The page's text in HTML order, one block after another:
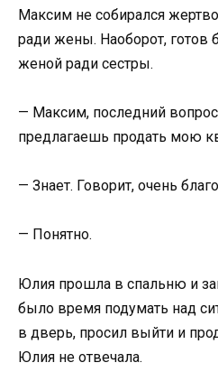
Максим не собирался
ради жены. Наоборот, готов
женой ради сестры.
— Максим, последний
предлагаешь продать мою
— Знает. Говорит, очень
— Понятно.
Юлия прошла в спальню и
было время подумать над
в дверь, просил выйти и
Юлия не отвечала.